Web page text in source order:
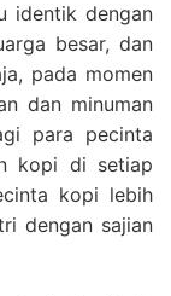
identik dengan
besar, dan
pada momen
dan minuman
para pecinta
kopi di setiap
kopi lebih
dengan sajian